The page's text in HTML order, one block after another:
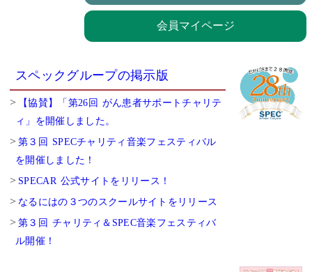
会員マイページ
スペックグループの掲示版
【協賛】「第26回 がん患者サポートチャリテ
ィ」を開催しました。
第３回 SPECチャリティ音楽フェスティバル
を開催しました！
SPECAR 公式サイトをリリース！
なるにはの３つのスクールサイトをリリース
第３回 チャリティ＆SPEC音楽フェスティバ
ル開催！